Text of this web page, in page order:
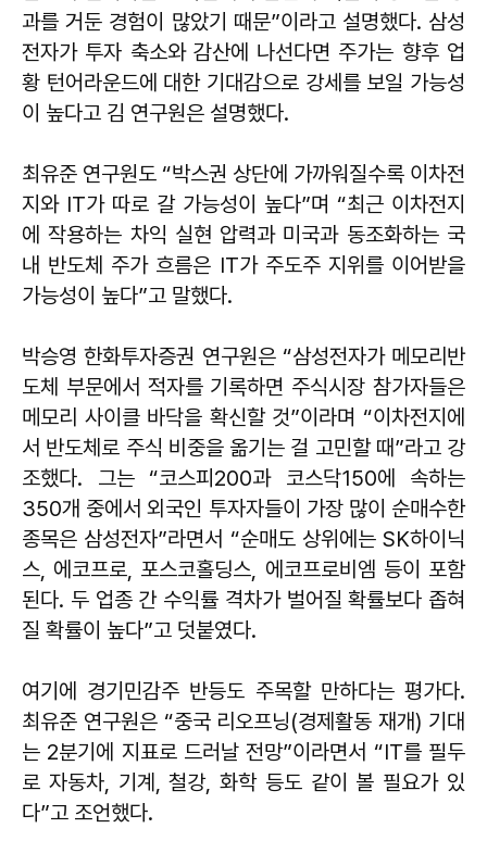
과를 거둔 경험이 많았기 때문”이라고 설명했다. 삼성
전자가 투자 축소와 감산에 나선다면 주가는 향후 업
황 턴어라운드에 대한 기대감으로 강세를 보일 가능성
이 높다고 김 연구원은 설명했다.
최유준 연구원도 “박스권 상단에 가까워질수록 이차전
지와 IT가 따로 갈 가능성이 높다”며 “최근 이차전지
에 작용하는 차익 실현 압력과 미국과 동조화하는 국
내 반도체 주가 흐름은 IT가 주도주 지위를 이어받을
가능성이 높다”고 말했다.
박승영 한화투자증권 연구원은 “삼성전자가 메모리반
도체 부문에서 적자를 기록하면 주식시장 참가자들은
메모리 사이클 바닥을 확신할 것”이라며 “이차전지에
서 반도체로 주식 비중을 옮기는 걸 고민할 때”라고 강
조했다. 그는 “코스피200과 코스닥150에 속하는
350개 중에서 외국인 투자자들이 가장 많이 순매수한
종목은 삼성전자”라면서 “순매도 상위에는 SK하이닉
스, 에코프로, 포스코홀딩스, 에코프로비엠 등이 포함
된다. 두 업종 간 수익률 격차가 벌어질 확률보다 좁혀
질 확률이 높다”고 덧붙였다.
여기에 경기민감주 반등도 주목할 만하다는 평가다.
최유준 연구원은 “중국 리오프닝(경제활동 재개) 기대
는 2분기에 지표로 드러날 전망”이라면서 “IT를 필두
로 자동차, 기계, 철강, 화학 등도 같이 볼 필요가 있
다”고 조언했다.